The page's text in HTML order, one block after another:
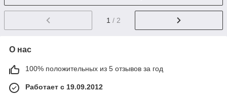
1 / 2
О нас
100% положительных из 5 отзывов за год
Работает с 19.09.2012